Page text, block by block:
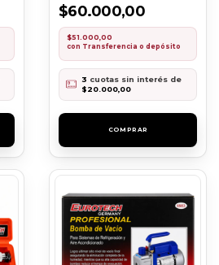
$60.000,00
$51.000,00
con Transferencia o depósito
3 cuotas sin interés de
$20.000,00